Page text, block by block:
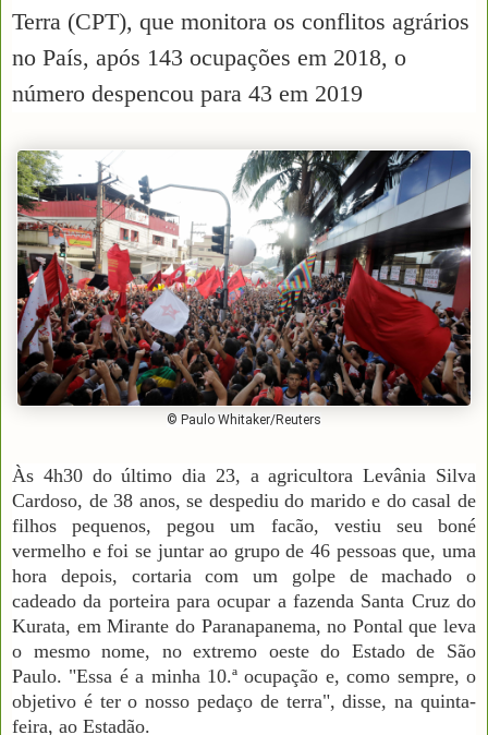
Terra (CPT), que monitora os conflitos agrários
no País, após 143 ocupações em 2018, o
número despencou para 43 em 2019
© Paulo Whitaker/Reuters
Às 4h30 do último dia 23, a agricultora Levânia Silva
Cardoso, de 38 anos, se despediu do marido e do casal de
filhos pequenos, pegou um facão, vestiu seu boné
vermelho e foi se juntar ao grupo de 46 pessoas que, uma
hora depois, cortaria com um golpe de machado o
cadeado da porteira para ocupar a fazenda Santa Cruz do
Kurata, em Mirante do Paranapanema, no Pontal que leva
o mesmo nome, no extremo oeste do Estado de São
Paulo. "Essa é a minha 10.ª ocupação e, como sempre, o
objetivo é ter o nosso pedaço de terra", disse, na quinta-
feira, ao Estadão.